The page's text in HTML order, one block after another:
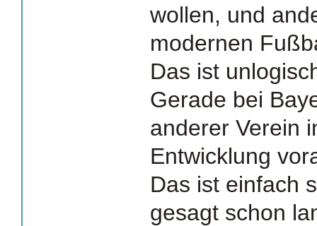
wollen, und
modernen
Das ist
Gerade bei
anderer Verein
Entwicklung
Das ist einfach
gesagt schon